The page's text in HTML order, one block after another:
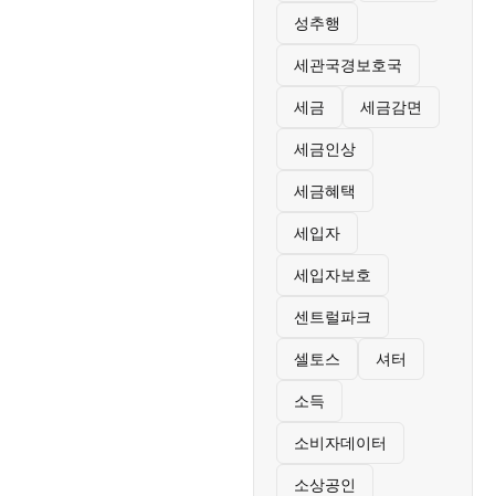
성추행
세관국경보호국
세금 세금감면
세금인상
세금혜택
세입자
세입자보호
센트럴파크
셀토스 셔터
소득
소비자데이터
소상공인